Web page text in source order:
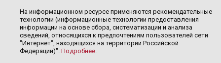
На информационном ресурсе применяются рекомендательные
технологии (информационные технологии предоставления
информации на основе сбора, систематизации и анализа
сведений, относящихся к предпочтениям пользователей сети
"Интернет", находящихся на территории Российской
Федерации)". Подробнее.